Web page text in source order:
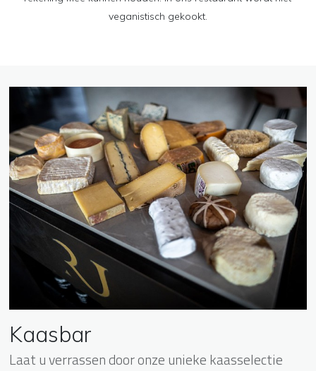
veganistisch gekookt.
Kaasbar
Laat u verrassen door onze unieke kaasselectie